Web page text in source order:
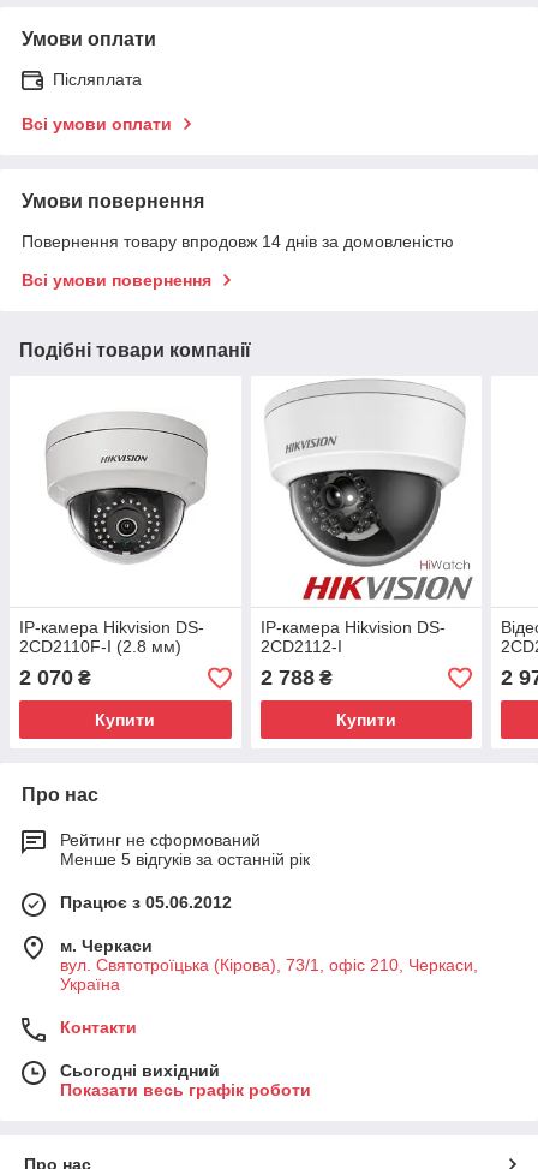
Умови оплати
Післяплата
Всі умови оплати
Умови повернення
Повернення товару впродовж 14 днів за домовленістю
Всі умови повернення
Подібні товари компанії
IP-камера Hikvision DS-
2CD2110F-I (2.8 мм)
2 070 ₴
Купити
IP-камера Hikvision DS-
2CD2112-I
2 788₴
Купити
2
Про нас
Рейтинг не сформований
Менше 5 відгуків за останній рік
Працює з 05.06.2012
м. Черкаси
вул. Святотроїцька (Кірова), 73/1, офіс 210, Черкаси,
Україна
Контакти
Сьогодні вихідний
Показати весь графік роботи
Про нас